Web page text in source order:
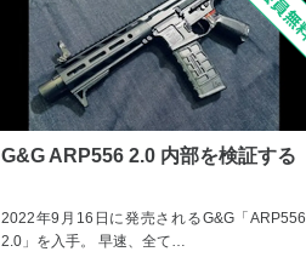
G&G ARP556 2.0 内部を検証する
2022年9月16日に発売されるG&G「ARP556
2.0」を入手。 早速、全て…